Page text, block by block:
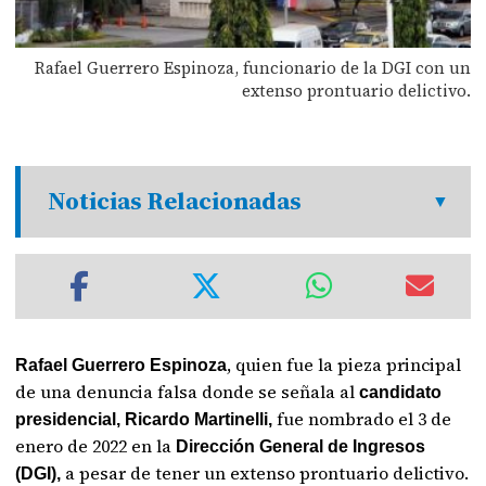
Rafael Guerrero Espinoza, funcionario de la DGI con un
extenso prontuario delictivo.
Noticias Relacionadas
Rafael Guerrero Espinoza, quien fue la pieza principal
de una denuncia falsa donde se señala alcandidato
presidencial, Ricardo Martinelli, fue nombrado el 3 de
enero de 2022 en la Dirección General de Ingresos
(DGI), a pesar de tener un extenso prontuario delictivo.